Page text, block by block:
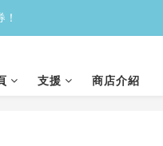
害變靚更快！
害變靚更快！
支援 商店介紹